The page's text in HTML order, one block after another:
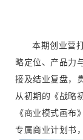
本期创业营
略定位、产品力
接及结业复盘，
从初期的《战略
《商业模式画布
专属商业计划书